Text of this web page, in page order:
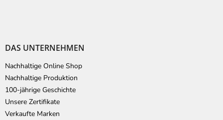
DAS UNTERNEHMEN
Nachhaltige Online Shop
Nachhaltige Produktion
100-jährige Geschichte
Unsere Zertifikate
Verkaufte Marken